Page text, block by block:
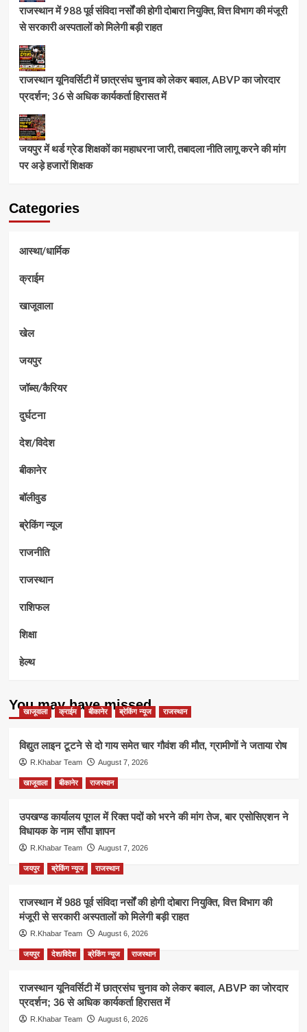
राजस्थान में 988 पूर्व संविदा नर्सों की होगी दोबारा नियुक्ति, वित्त विभाग की मंजूरी
से सरकारी अस्पतालों को मिलेगी बड़ी राहत
राजस्थान यूनिवर्सिटी में छात्रसंघ चुनाव को लेकर बवाल, ABVP का जोरदार
प्रदर्शन; 36 से अधिक कार्यकर्ता हिरासत में
जयपुर में थर्ड ग्रेड शिक्षकों का महाधरना जारी, तबादला नीति लागू करने की मांग
पर अड़े हजारों शिक्षक
Categories
आस्था/धार्मिक
क्राईम
खाजूवाला
खेल
जयपुर
जॉब्स/कैरियर
दुर्घटना
देश/विदेश
बीकानेर
बॉलीवुड
ब्रेकिंग न्यूज
राजनीति
राजस्थान
राशिफल
शिक्षा
हेल्थ
You may have missed
खाजूवाला क्राईम बीकानेर ब्रेकिंग न्यूज राजस्थान
विद्युत लाइन टूटने से दो गाय समेत चार गौवंश की मौत, ग्रामीणों ने जताया रोष
R.Khabar Team August 7, 2026
खाजूवाला बीकानेर राजस्थान
उपखण्ड कार्यालय पूगल में रिक्त पदों को भरने की मांग तेज, बार एसोसिएशन ने
विधायक के नाम सौंपा ज्ञापन
R.Khabar Team August 7, 2026
जयपुर ब्रेकिंग न्यूज राजस्थान
राजस्थान में 988 पूर्व संविदा नर्सों की होगी दोबारा नियुक्ति, वित्त विभाग की
मंजूरी से सरकारी अस्पतालों को मिलेगी बड़ी राहत
R.Khabar Team August 6, 2026
जयपुर देश/विदेश ब्रेकिंग न्यूज राजस्थान
राजस्थान यूनिवर्सिटी में छात्रसंघ चुनाव को लेकर बवाल, ABVP का जोरदार
प्रदर्शन; 36 से अधिक कार्यकर्ता हिरासत में
R.Khabar Team August 6, 2026